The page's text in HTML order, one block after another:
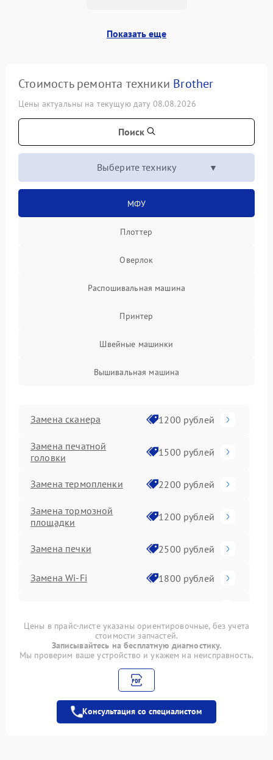
Показать еще
Стоимость ремонта техники Brother
Цены актуальны на текущую дату 08.08.2026
Поиск
Выберите технику
МФУ
Плоттер
Оверлок
Распошивальная машина
Принтер
Швейные машинки
Вышивальная машина
Замена сканера 1200 рублей
Замена печатной
головки
1500 рублей
Замена термопленки 2200 рублей
Замена тормозной
площадки
1200 рублей
Замена печки 2500 рублей
Замена Wi-Fi 1800 рублей
1500 рублей
Ремонт автоподатчика
Замена абсорбера 900 рублей
Цены в прайс-листе указаны ориентировочные, без учета
стоимости запчастей.
Записывайтесь на бесплатную диагностику.
Мы проверим ваше устройство и укажем на неисправность.
Консультация со специалистом